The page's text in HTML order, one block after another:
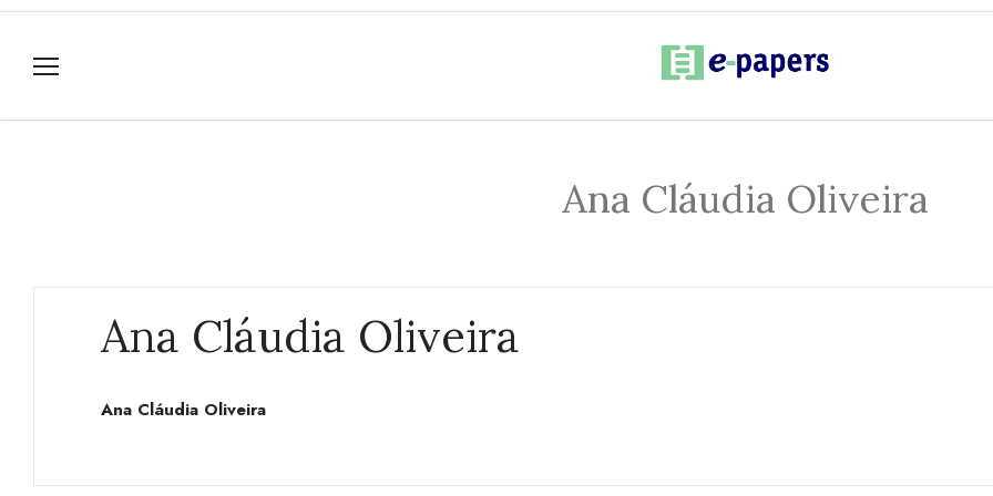
Ana Cláudia Oliveira
Ana Cláudia Oliveira
Ana Cláudia Oliveira